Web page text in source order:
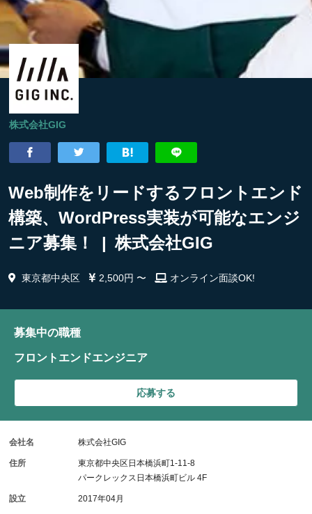
株式会社GIG
Web制作をリードするフロントエンド
構築、WordPress実装が可能なエンジ
ニア募集！ | 株式会社GIG
東京都中央区 2,500円 〜 オンライン面談OK!
募集中の職種
フロントエンドエンジニア
応募する
会社名 株式会社GIG
住所
東京都中央区日本橋浜町1-11-8
パークレックス日本橋浜町ビル 4F
設立 2017年04月